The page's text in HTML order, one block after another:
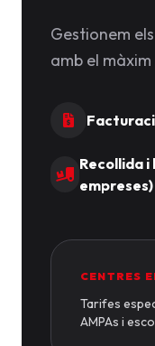
Gestionem
amb el
Recollida
empreses)
CENTRES
Tarifes
AMPAs i